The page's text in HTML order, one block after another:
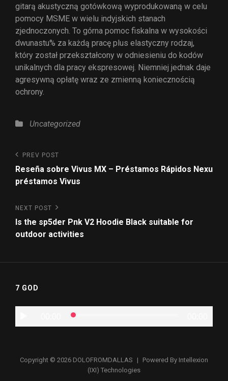
gitarą akustyczną gotówkową wyprodukowaną w celu
pomocy MSME w wielu indyjskich stanach
zjednoczonych. To górna pomoc fiskalna w wysokości
dwunastu% za każdą pracę plus elastyczny rodzaj,
który został przekształcony w odniesieniu do kodów
unikalnych dla pracy ekspresowej. Niemniej jednak daje
agresywną opłatę wraz ze zmienną koniecznością
ochrony.
Uncategorized
PREV POST
Reseña sobre Vivus MX – Préstamos Rápidos Nexu
préstamos Vivus
NEXT POST
Is the sp5der Pnk V2 Hoodie Black suitable for
outdoor activities
7 GOD
Copyright © 2026 DOLOFROMDALLAS | Powered By Intellexion
(IXI) Technologies